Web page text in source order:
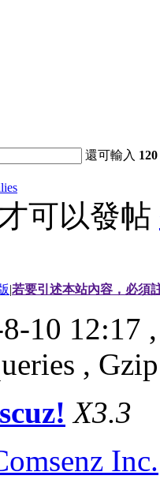
還可輸入 120
可以發帖
|若要引述本站內容，必須
10 12:17
,
X3.3
Inc.